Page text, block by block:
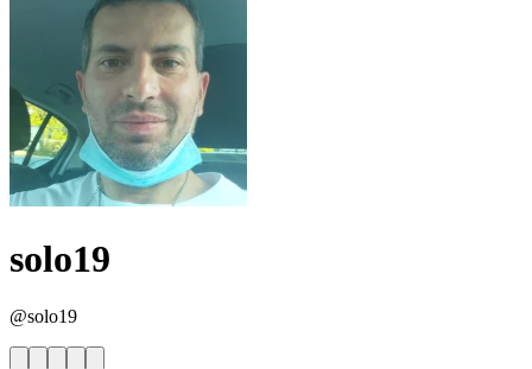
solo19
@solo19